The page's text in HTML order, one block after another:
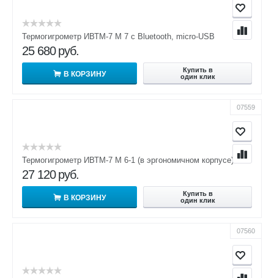
Термогигрометр ИВТМ-7 М 7 с Bluetooth, micro-USB
25 680 руб.
В КОРЗИНУ
Купить в
один клик
07559
Термогигрометр ИВТМ-7 М 6-1 (в эргономичном корпусе)
27 120 руб.
В КОРЗИНУ
Купить в
один клик
07560